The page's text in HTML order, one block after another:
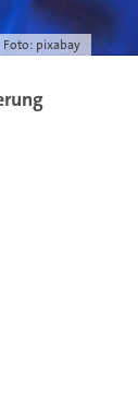
Foto: pixabay